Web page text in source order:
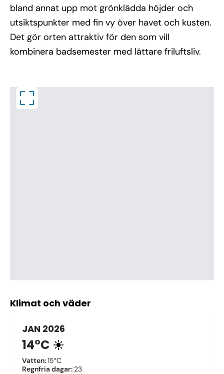
bland annat upp mot grönklädda höjder och
utsiktspunkter med fin vy över havet och kusten.
Det gör orten attraktiv för den som vill
kombinera badsemester med lättare friluftsliv.
Klimat och väder
JAN 2026
14°C
Vatten:15°C
Regnfria dagar: 23